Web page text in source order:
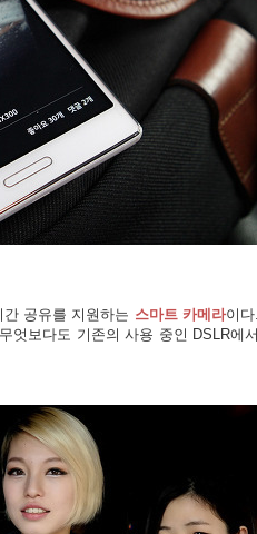
공유를 지원하는 스마트 카메라이
엇보다도 기존의 사용 중인 DSLR에